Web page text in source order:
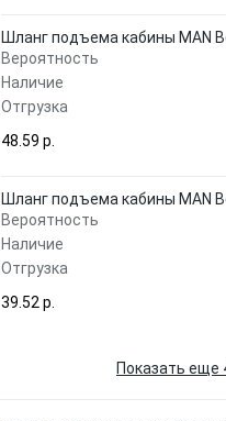
Шланг подъема кабины MAN
Вероятность
Наличие
Отгрузка
48.59 p.
Шланг подъема кабины MAN
Вероятность
Наличие
Отгрузка
39.52 p.
Показать еще